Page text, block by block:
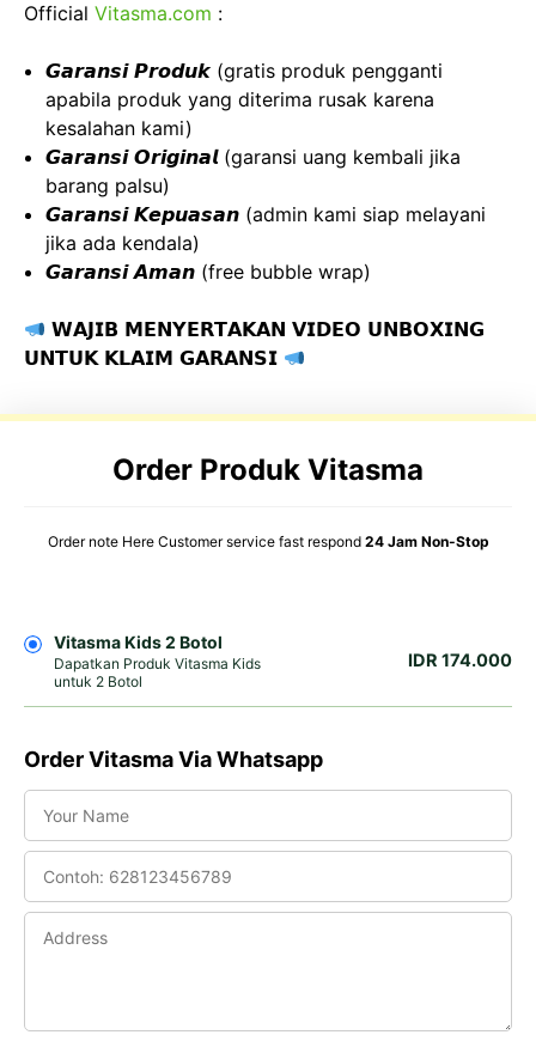
Official Vitasma.com :
𝙂𝙖𝙧𝙖𝙣𝙨𝙞 𝙋𝙧𝙤𝙙𝙪𝙠 (gratis produk pengganti
apabila produk yang diterima rusak karena
kesalahan kami)
𝙂𝙖𝙧𝙖𝙣𝙨𝙞 𝙊𝙧𝙞𝙜𝙞𝙣𝙖𝙡 (garansi uang kembali jika
barang palsu)
𝙂𝙖𝙧𝙖𝙣𝙨𝙞 𝙆𝙚𝙥𝙪𝙖𝙨𝙖𝙣 (admin kami siap melayani
jika ada kendala)
𝙂𝙖𝙧𝙖𝙣𝙨𝙞 𝘼𝙢𝙖𝙣 (free bubble wrap)
𝗪𝗔𝗝𝗜𝗕 𝗠𝗘𝗡𝗬𝗘𝗥𝗧𝗔𝗞𝗔𝗡 𝗩𝗜𝗗𝗘𝗢 𝗨𝗡𝗕𝗢𝗫𝗜𝗡𝗚
𝗨𝗡𝗧𝗨𝗞 𝗞𝗟𝗔𝗜𝗠 𝗚𝗔𝗥𝗔𝗡𝗦𝗜
Order Produk Vitasma
Order note Here Customer service fast respond 24 Jam Non-Stop
Vitasma Kids 2 Botol
Dapatkan Produk Vitasma Kids
untuk 2 Botol
IDR 174.000
Order Vitasma Via Whatsapp